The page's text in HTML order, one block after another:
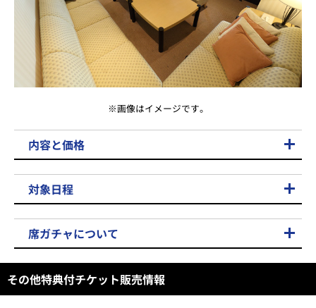
※画像はイメージです。
内容と価格
対象日程
席ガチャについて
その他特典付チケット販売情報